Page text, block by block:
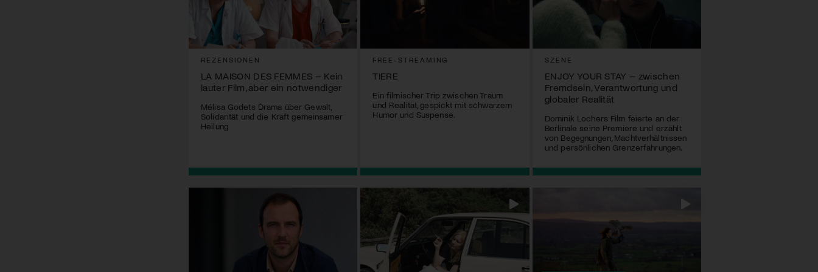
REZENSIONEN
LA MAISON DES FEMMES – Kein
lauter Film, aber ein notwendiger
Mélisa Godets Drama über Gewalt,
Solidarität und die Kraft gemeinsamer
Heilung
FREE-STREAMING
TIERE
Ein filmischer Trip zwischen Traum
und Realität, gespickt mit schwarzem
Humor und Suspense.
SZENE
ENJOY YOUR STAY – zwischen
Fremdsein, Verantwortung und
globaler Realität
Dominik Lochers Film feierte an der
Berlinale seine Premiere und erzählt
von Begegnungen, Machtverhältnissen
und persönlichen Grenzerfahrungen.